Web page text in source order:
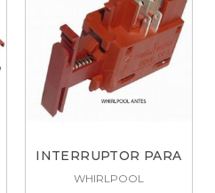
INTERRUPTOR PARA
WHIRLPOOL,...
WHIRLPOOL